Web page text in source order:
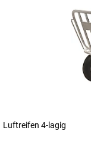
Luftreifen 4-lagig